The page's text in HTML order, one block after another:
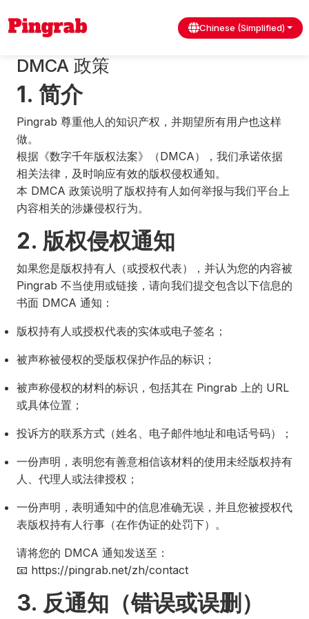
Chinese (Simplified)
DMCA 政策
1. 简介
Pingrab 尊重他人的知识产权，并期望所有用户也这样
做。
根据《数字千年版权法案》（DMCA），我们承诺依据
相关法律，及时响应有效的版权侵权通知。
本 DMCA 政策说明了版权持有人如何举报与我们平台上
内容相关的涉嫌侵权行为。
2. 版权侵权通知
如果您是版权持有人（或授权代表），并认为您的内容被
Pingrab 不当使用或链接，请向我们提交包含以下信息的
书面 DMCA 通知：
版权持有人或授权代表的实体或电子签名；
被声称被侵权的受版权保护作品的标识；
被声称侵权的材料的标识，包括其在 Pingrab 上的 URL
或具体位置；
投诉方的联系方式（姓名、电子邮件地址和电话号码）；
一份声明，表明您有善意相信该材料的使用未经版权持有
人、代理人或法律授权；
一份声明，表明通知中的信息准确无误，并且您被授权代
表版权持有人行事（在作伪证的处罚下）。
请将您的 DMCA 通知发送至：
📧 https://pingrab.net/zh/contact
3. 反通知（错误或误删）